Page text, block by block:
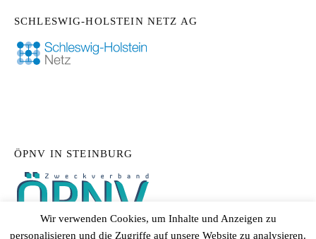
SCHLESWIG-HOLSTEIN NETZ AG
ÖPNV IN STEINBURG
Wir verwenden Cookies, um Inhalte und Anzeigen zu
personalisieren und die Zugriffe auf unsere Website zu analysieren.